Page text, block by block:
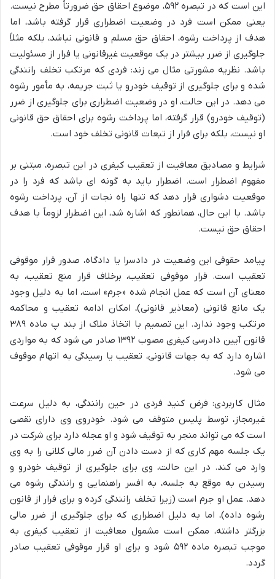
این است که در تبصره ۵۹۲، موضوع احقاق حق ضرورتاً مطرح نیست.
یعنی ممکن است فرد در وضعیت اضطراری قرار گرفته باشد، اما
هدف از پرداخت رشوه، احقاق حق مسلم و قانونی نباشد، بلکه مثلاً
جلوگیری از ضرر بیشتر در یک موقعیت غیرقانونی یا فرار از مسئولیت
باشد. نظریه مشورتی مثال می زند: فردی که مرتکب تخلف رانندگی
شده و برای جلوگیری از توقیف خودرو یا ثبت جریمه، به مأمور رشوه
می دهد. در این حالت، او در وضعیت اضطراری برای جلوگیری از ضرر
(توقیف خودرو) قرار گرفته، اما پرداخت رشوه برای احقاق حق قانونی
او نیست، بلکه برای فرار از تبعات قانونی تخلف خود است.
شرایط و مصادیق معافیت از تعقیب کیفری در این تبصره، مبتنی بر
مفهوم اضطرار است. اضطرار باید به گونه ای باشد که فرد را در
موقعیت دشواری قرار دهد که تنها راه نجات از آن، پرداخت رشوه
باشد. با این حال، همانطور که اشاره شد، این اضطرار لزوماً با هدف
احقاق حق نیست.
پیامد حقوقی این وضعیت در دادسرا یا دادگاه، صدور قرار موقوفی
تعقیب است. قرار موقوفی تعقیب، برخلاف قرار منع تعقیب، به
معنای آن است که عمل انجام شده «جرم» است، اما به دلیل وجود
یک مانع قانونی (معاذیر قانونی)، امکان ادامه تعقیب و محاکمه
مرتکب وجود ندارد. این تصمیم با اتخاذ ملاک از بند پ ماده ۳۸۹
قانون آیین دادرسی کیفری مصوب ۱۳۹۲ صادر می شود که به مواردی
اشاره دارد که به جهات قانونی، تعقیب یا رسیدگی به اتهام موقوف
می شود.
مثال کاربردی: فرض کنید فردی در حین رانندگی، به دلیل سرعت
غیرمجاز، توسط پلیس متوقف می شود. خودروی وی دارای نقصی
است که می تواند منجر به توقیف شود و او عجله دارد برای شرکت در
یک جلسه مهم کاری که از دست دادن آن ضرر مالی کلانی را به وی
وارد می کند. در این حالت، وی برای جلوگیری از توقیف خودرو و
رسیدن به موقع به جلسه، به افسر راهنمایی و رانندگی رشوه می
دهد. عمل او جرم است (زیرا تخلف رانندگی کرده و برای فرار از قانون
رشوه داده)، اما به دلیل اضطراری که برای جلوگیری از ضرر مالی
بزرگتر داشته، ممکن است مشمول معافیت از تعقیب کیفری به
موجب تبصره ماده ۵۹۲ شود و برای او قرار موقوفی تعقیب صادر
گردد.